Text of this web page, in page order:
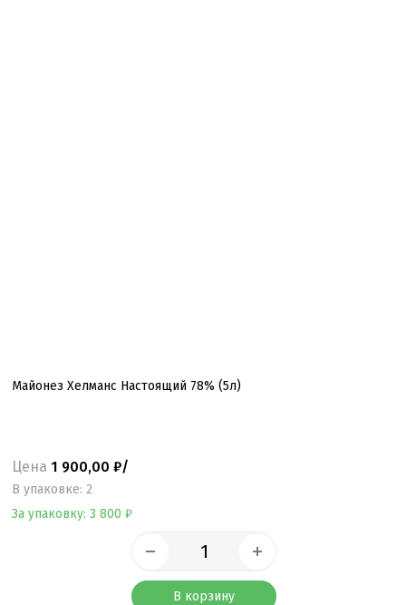
Майонез Хелманс Настоящий 78% (5л)
Цена 1 900,00 ₽/
B упаковке: 2
За упаковку: 3 800 ₽
В корзину